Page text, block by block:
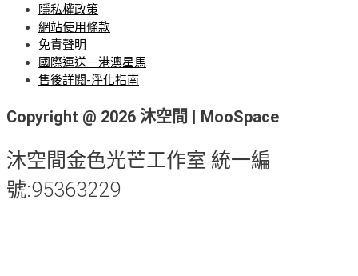
隱私權政策
網站使用條款
免責聲明
國際運送－港澳星馬
售後詳閱-淨化指南
Copyright @ 2026 沐空間 | MooSpace
沐空間金色光芒工作室 統一編
號:95363229